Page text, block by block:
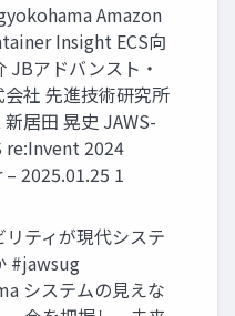
Amazon
Insight ECS向
JBアドバンスト・
社 先進技術研究所
居田 晃史 JAWS-
re:Invent 2024
2025.01.25 1
ティが現代システ
#jawsug
システムの見えな